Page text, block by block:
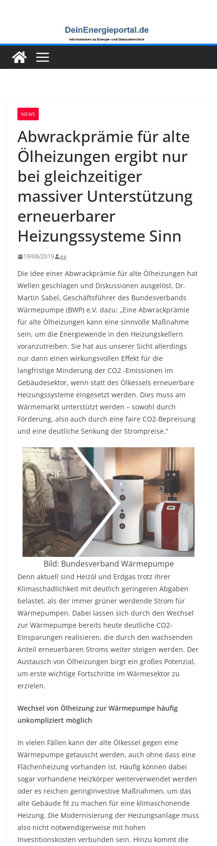
NEWS
Abwrackprämie für alte
Ölheizungen ergibt nur
bei gleichzeitiger
massiver Unterstützung
erneuerbarer
Heizungssysteme Sinn
19/08/2019 gg
Die Idee einer Abwrackprämie für alte Ölheizungen hat
Wellen geschlagen und Diskussionen ausgelöst. Dr.
Martin Sabel, Geschäftsführer des Bundesverbands
Wärmepumpe (BWP) e.V. dazu: „Eine Abwrackprämie
für alte Ölheizungen kann eine sinnvolle Maßnahme
sein, um die Energiewende in den Heizungskellern
voranzutreiben. Sie hat aus unserer Sicht allerdings
nur dann einen wirkungsvollen Effekt für die
langfristige Minderung der CO2 -Emissionen im
Gebäudesektor, wenn statt des Ölkessels erneuerbare
Heizungssysteme eingesetzt werden. Dies muss am
Wärmemarkt unterstützt werden – sowohl durch
Förderung, also auch durch eine faire CO2-Bepreisung
und eine deutliche Senkung der Strompreise.“
Bild: Bundesverband Wärmepumpe
Denn aktuell sind Heizöl und Erdgas trotz ihrer
Klimaschädlichkeit mit deutlich geringeren Abgaben
belastet, als der immer grüner werdende Strom für
Wärmepumpen. Dabei lassen sich durch den Wechsel
zur Wärmepumpe bereits heute deutliche CO2-
Einsparungen realisieren, die durch den wachsenden
Anteil erneuerbaren Stroms weiter steigen werden. Der
Austausch von Ölheizungen birgt ein großes Potenzial,
um erste wichtige Fortschritte im Wärmesektor zu
erzielen.
Wechsel von Ölheizung zur Wärmepumpe häufig
unkompliziert möglich
In vielen Fällen kann der alte Ölkessel gegen eine
Wärmepumpe getauscht werden, auch ohne dass eine
Flächenheizung vorhanden ist. Häufig können dabei
sogar vorhandene Heizkörper weiterverwendet werden
oder es reichen geringinvestive Maßnahmen, um das
alte Gebäude fit zu machen für eine klimaschonende
Heizung. Die Modernisierung der Heizungsanlage muss
also nicht notwendigerweise mit hohen
Investitionskosten verbunden sein. Hinzu kommt die